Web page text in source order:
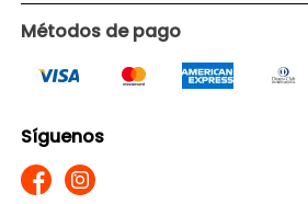
Métodos de pago